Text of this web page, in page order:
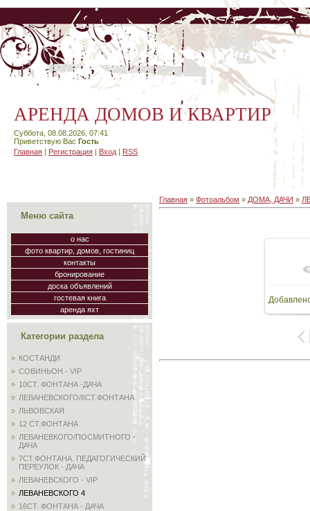
АРЕНДА ДОМОВ И КВАРТИР
Суббота, 08.08.2026, 07:41
Приветствую Вас Гость
Главная | Регистрация | Вход | RSS
Меню сайта
о нас
фото квартир, домов, гостиниц
контакты
бронирование
доска объявлений
гостевая книга
аренда яхт
Категории раздела
КОСТАНДИ
СОВИНЬОН - VIP
10СТ. ФОНТАНА -ДАЧА
ЛЕВАНЕВСКОГО/8СТ.ФОНТАНА
ЛЬВОВСКАЯ
12 СТ.ФОНТАНА
ЛЕВАНЕВКОГО/ПОСМИТНОГО -
ДАЧА
7СТ.ФОНТАНА. ПЕДАГОГИЧЕСКИЙ
ПЕРЕУЛОК - ДАЧА
ЛЕВАНЕВСКОГО - VIP
ЛЕВАНЕВСКОГО 4
16СТ. ФОНТАНА - ДАЧА
Главная » Фотоальбом » ДОМА, ДАЧИ »